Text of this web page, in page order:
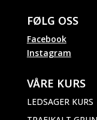
FØLG OSS
Facebook
Instagram
VÅRE KURS
LEDSAGER KURS